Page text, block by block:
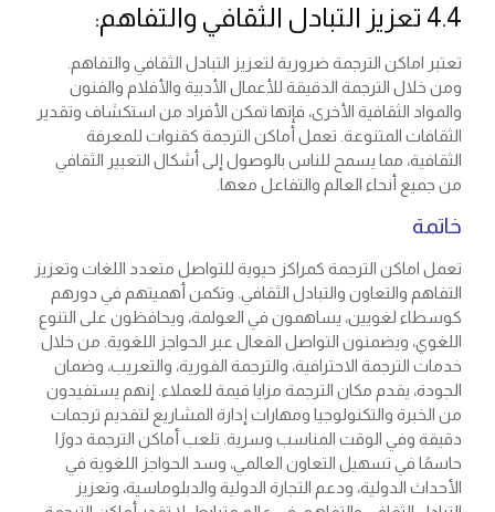
4.4 تعزيز التبادل الثقافي والتفاهم:
تعتبر اماكن الترجمة ضرورية لتعزيز التبادل الثقافي والتفاهم.
ومن خلال الترجمة الدقيقة للأعمال الأدبية والأفلام والفنون
والمواد الثقافية الأخرى، فإنها تمكن الأفراد من استكشاف وتقدير
الثقافات المتنوعة. تعمل أماكن الترجمة كقنوات للمعرفة
الثقافية، مما يسمح للناس بالوصول إلى أشكال التعبير الثقافي
من جميع أنحاء العالم والتفاعل معها.
خاتمة
تعمل اماكن الترجمة كمراكز حيوية للتواصل متعدد اللغات وتعزيز
التفاهم والتعاون والتبادل الثقافي. وتكمن أهميتهم في دورهم
كوسطاء لغويين، يساهمون في العولمة، ويحافظون على التنوع
اللغوي، ويضمنون التواصل الفعال عبر الحواجز اللغوية. من خلال
خدمات الترجمة الاحترافية، والترجمة الفورية، والتعريب، وضمان
الجودة، يقدم مكان الترجمة مزايا قيمة للعملاء. إنهم يستفيدون
من الخبرة والتكنولوجيا ومهارات إدارة المشاريع لتقديم ترجمات
دقيقة وفي الوقت المناسب وسرية. تلعب أماكن الترجمة دورًا
حاسمًا في تسهيل التعاون العالمي، وسد الحواجز اللغوية في
الأحداث الدولية، ودعم التجارة الدولية والدبلوماسية، وتعزيز